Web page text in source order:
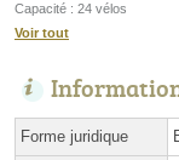
Capacité : 24 vélos
Voir tout
Forme juridique